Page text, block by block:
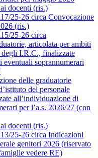
docenti (ris.)
25-26 circa Convocazione
(ris.)
25-26 circa
articolata per ambiti
I.R.C., finalizzate
eventuali soprannumerari
delle graduatorie
del personale
all’individuazione di
per l’a.s. 2026/27 (con
docenti (ris.)
25-26 circa Indicazioni
genitori 2026 (riservato
vedere RE)